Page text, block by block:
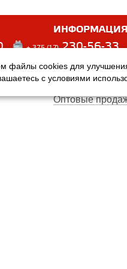
ИНФОРМАЦИЯ
+ 375 (17) 230-56-33
Оплата
Оптовые
файлы cookies для
с условиями